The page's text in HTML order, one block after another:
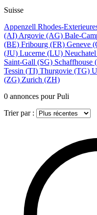
Suisse
Appenzell Rhodes-
(AI) Argovie (AG) Bale-
(BE) Fribourg (FR) Geneve
(JU) Lucerne (LU) Neuchatel
Saint-Gall (SG) Schaffhouse
Tessin (TI) Thurgovie (TG)
(ZG) Zurich (ZH)
0 annonces pour Puli
Trier par :